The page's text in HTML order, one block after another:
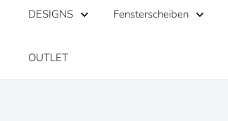
DESIGNS Fensterscheiben
OUTLET